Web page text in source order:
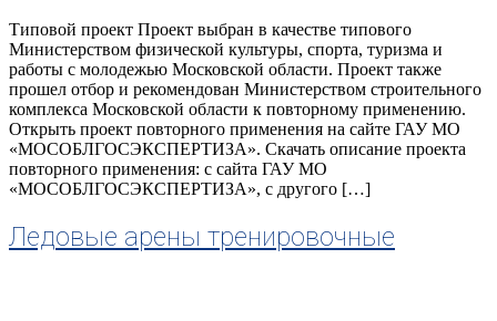
Типовой проект Проект выбран в качестве типового
Министерством физической культуры, спорта, туризма и
работы с молодежью Московской области. Проект также
прошел отбор и рекомендован Министерством строительного
комплекса Московской области к повторному применению.
Открыть проект повторного применения на сайте ГАУ МО
«МОСОБЛГОСЭКСПЕРТИЗА». Скачать описание проекта
повторного применения: с сайта ГАУ МО
«МОСОБЛГОСЭКСПЕРТИЗА», с другого […]
Ледовые арены тренировочные